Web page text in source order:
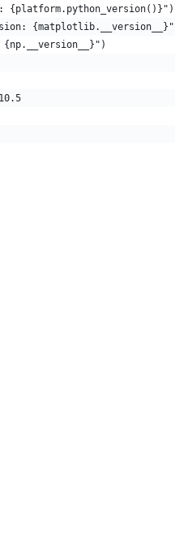
{platform.python_version()}")
{matplotlib.__version__}")